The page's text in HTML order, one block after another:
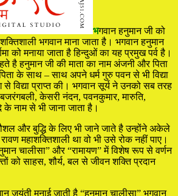
भगवान हनुमान जी को
भगवान माना जाता है। भगवान हनुमान
को मनाया जाता है हिन्दुओं का यह प्रमुख पर्व है।
है हनुमान जी की माता का नाम अंजनी और पिता
के साथ – साथ अपने धर्म गुरु पवन से भी विद्या
विद्या प्राप्त की। भगवान सूर्य ने उनको सब तरह
बजरंगबली, केसरी नंदन, पवनकुमार, मारुति,
नाम से भी जाना जाता है।
और बुद्धि के लिए भी जाने जाते है उन्होंने अकेले
महाशक्तिशाली था वो भी उसे रोक नहीं पाए।
चालीसा” और “रामायण” में विशेष रूप से वर्णन
को साहस, शौर्य, बल से जीवन शक्ति प्रदान
जयंती मनाई जाती है “हनुमान चालीसा” भगवान